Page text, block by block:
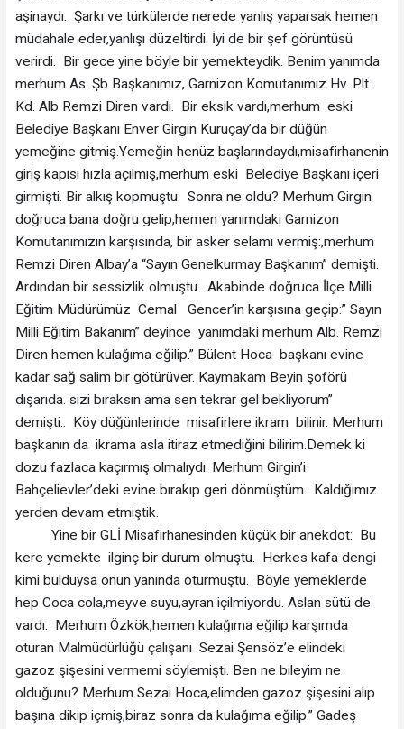
aşinaydı. Şarkı ve türkülerde nerede yanlış yaparsak hemen
müdahale eder,yanlışı düzeltirdi. İyi de bir şef görüntüsü
verirdi. Bir gece yine böyle bir yemekteydik. Benim yanımda
merhum As. Şb Başkanımız, Garnizon Komutanımız Hv. Plt.
Kd. Alb Remzi Diren vardı. Bir eksik vardı,merhum eski
Belediye Başkanı Enver Girgin Kuruçay’da bir düğün
yemeğine gitmiş.Yemeğin henüz başlarındaydı,misafirhanenin
giriş kapısı hızla açılmış,merhum eski Belediye Başkanı içeri
girmişti. Bir alkış kopmuştu. Sonra ne oldu? Merhum Girgin
doğruca bana doğru gelip,hemen yanımdaki Garnizon
Komutanımızın karşısında, bir asker selamı vermiş:,merhum
Remzi Diren Albay’a “Sayın Genelkurmay Başkanım” demişti.
Ardından bir sessizlik olmuştu. Akabinde doğruca İlçe Milli
Eğitim Müdürümüz Cemal Gencer’in karşısına geçip:” Sayın
Milli Eğitim Bakanım” deyince yanımdaki merhum Alb. Remzi
Diren hemen kulağıma eğilip.” Bülent Hoca başkanı evine
kadar sağ salim bir götürüver. Kaymakam Beyin şoförü
dışarıda. sizi bıraksın ama sen tekrar gel bekliyorum”
demişti.. Köy düğünlerinde misafirlere ikram bilinir. Merhum
başkanın da ikrama asla itiraz etmediğini bilirim.Demek ki
dozu fazlaca kaçırmış olmalıydı. Merhum Girgin’i
Bahçelievler’deki evine bırakıp geri dönmüştüm. Kaldığımız
yerden devam etmiştik.
Yine bir GLİ Misafirhanesinden küçük bir anekdot: Bu
kere yemekte ilginç bir durum olmuştu. Herkes kafa dengi
kimi bulduysa onun yanında oturmuştu. Böyle yemeklerde
hep Coca cola,meyve suyu,ayran içilmiyordu. Aslan sütü de
vardı. Merhum Özkök,hemen kulağıma eğilip karşımda
oturan Malmüdürlüğü çalışanı Sezai Şensöz’e elindeki
gazoz şişesini vermemi söylemişti. Ben ne bileyim ne
olduğunu? Merhum Sezai Hoca,elimden gazoz şişesini alıp
başına dikip içmiş,biraz sonra da kulağıma eğilip.” Gadeş